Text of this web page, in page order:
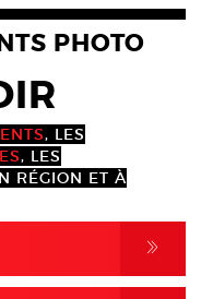
PHOTO
, LES
, LES
RÉGION ET À
,